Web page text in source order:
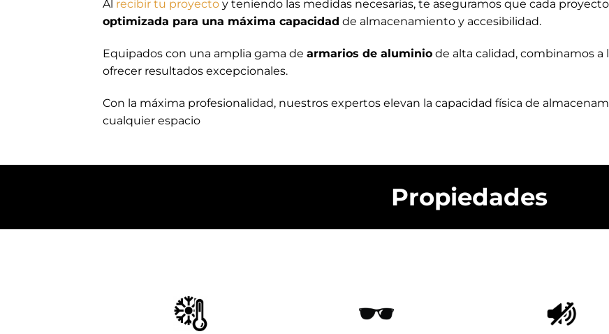
Al recibir tu proyecto y teniendo las medidas necesarias, te aseguramos que cada
optimizada para una máxima capacidad de almacenamiento y accesibilidad.
Equipados con una amplia gama de armarios de aluminio de alta calidad, combinamos
ofrecer resultados excepcionales.
Con la máxima profesionalidad, nuestros expertos elevan la capacidad física de
cualquier espacio
Propiedades